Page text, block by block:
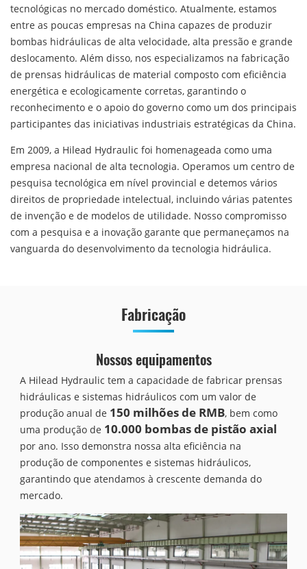
tecnológicas no mercado doméstico. Atualmente, estamos
entre as poucas empresas na China capazes de produzir
bombas hidráulicas de alta velocidade, alta pressão e grande
deslocamento. Além disso, nos especializamos na fabricação
de prensas hidráulicas de material composto com eficiência
energética e ecologicamente corretas, garantindo o
reconhecimento e o apoio do governo como um dos principais
participantes das iniciativas industriais estratégicas da China.
Em 2009, a Hilead Hydraulic foi homenageada como uma
empresa nacional de alta tecnologia. Operamos um centro de
pesquisa tecnológica em nível provincial e detemos vários
direitos de propriedade intelectual, incluindo várias patentes
de invenção e de modelos de utilidade. Nosso compromisso
com a pesquisa e a inovação garante que permaneçamos na
vanguarda do desenvolvimento da tecnologia hidráulica.
Fabricação
Nossos equipamentos
A Hilead Hydraulic tem a capacidade de fabricar prensas
hidráulicas e sistemas hidráulicos com um valor de
produção anual de 150 milhões de RMB, bem como
uma produção de 10.000 bombas de pistão axial
por ano. Isso demonstra nossa alta eficiência na
produção de componentes e sistemas hidráulicos,
garantindo que atendamos à crescente demanda do
mercado.